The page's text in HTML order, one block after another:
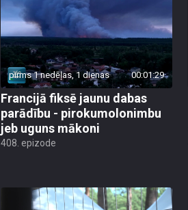
pirms 1 nedēļas, 1 dienas 00:01:29
Francijā fiksē jaunu dabas
parādību - pirokumolonimbu
jeb uguns mākoni
408. epizode